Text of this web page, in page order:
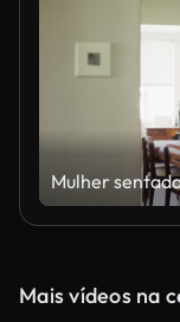
Mais vídeos na